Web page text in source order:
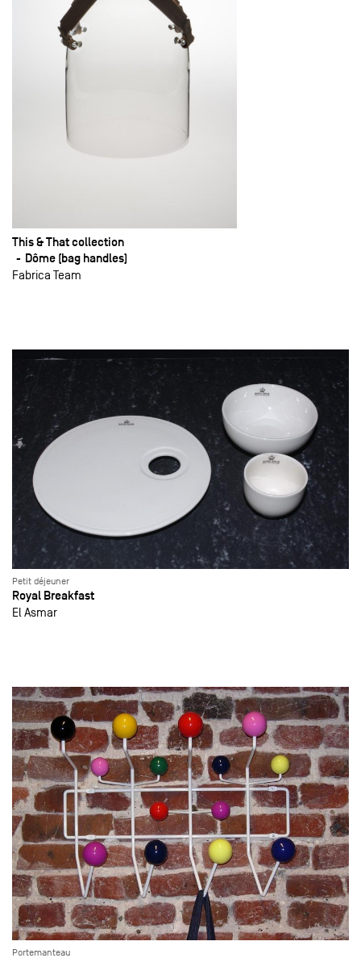
This & That collection
Dôme (bag handles)
Fabrica Team
Petit déjeuner
Royal Breakfast
El Asmar
Portemanteau